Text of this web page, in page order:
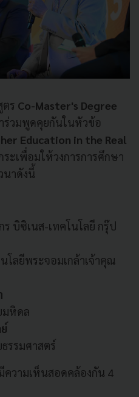
ตร Co-Master's Degree
ร่วมพูดคุยกันในหัวข้อ
Education in the Real
ระเพื่อมให้วงการการศึกษา
นาดังนี้
บิซิเนส-เทคโนโลยี กรุ๊ป
โลยีพระจอมเกล้าเจ้าคุณ
มหิดล
รรมศาสตร์
ความเห็นสอดคล้องกัน 4